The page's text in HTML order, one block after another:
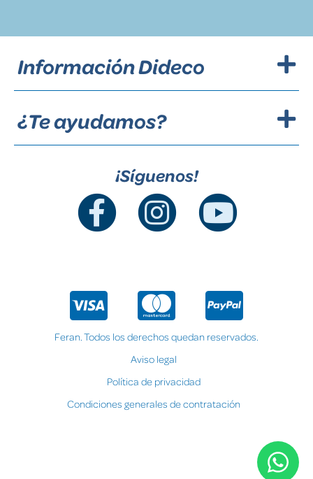
Información Dideco
¿Te ayudamos?
¡Síguenos!
Feran. Todos los derechos quedan reservados.
Aviso legal
Política de privacidad
Condiciones generales de contratación